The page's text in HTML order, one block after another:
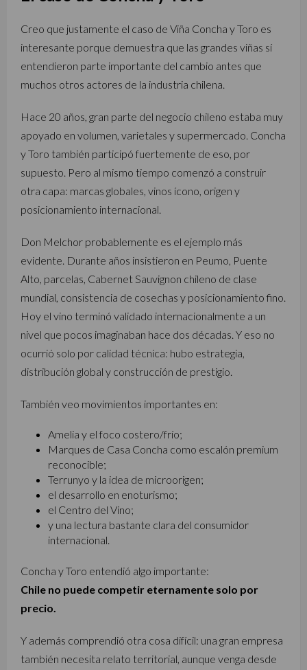
Creo que justamente el caso de Viña Concha y Toro es
interesante porque demuestra que las grandes viñas sí
entendieron parte importante del cambio antes que
muchos otros actores de la industria chilena.
Hace 20 años, gran parte del negocio chileno estaba muy
apoyado en volumen, varietales y supermercado. Concha
y Toro también participó fuertemente de eso, por
supuesto. Pero al mismo tiempo comenzó a construir
otra capa: marcas globales, vinos ícono, origen y
posicionamiento internacional.
Don Melchor probablemente es el ejemplo más
evidente. Durante años insistieron en Peumo, Puente
Alto, parcelas, Cabernet Sauvignon chileno de clase
mundial, consistencia de cosechas y posicionamiento fino.
Hoy el vino terminó validado internacionalmente a un
nivel que pocos imaginaban hace dos décadas. Y eso no
ocurrió solo por calidad técnica: hubo estrategia,
distribución global y construcción de prestigio.
También veo movimientos importantes en:
Amelia y el foco costero/frío;
Marques de Casa Concha como escalón premium
reconocible;
Terrunyo y la idea de microorigen;
el desarrollo en enoturismo;
el Centro del Vino;
y una lectura bastante clara del consumidor
internacional.
Concha y Toro entendió algo importante:
Chile no puede competir eternamente solo por
precio.
Y además comprendió otra cosa difícil: una gran empresa
también necesita relato territorial, aunque venga desde